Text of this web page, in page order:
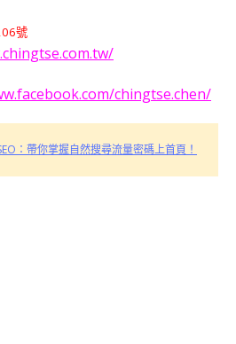
號
chingtse.chen/
：帶你掌握自然搜尋流量密碼上首頁！